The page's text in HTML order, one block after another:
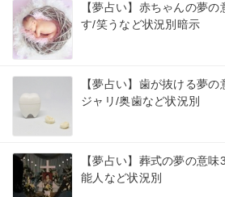
【夢占い】赤ちゃんの夢
す/笑うなど状況別暗示
【夢占い】歯が抜ける夢
ジャリ/奥歯など状況別
【夢占い】葬式の夢の意
能人など状況別